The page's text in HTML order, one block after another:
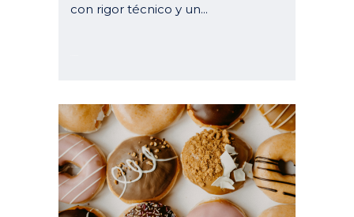
con rigor técnico y un...